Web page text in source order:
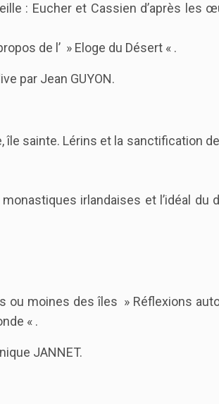
: Eucher et Cassien d’après les
de l’ » Eloge du Désert « .
par Jean GUYON.
île sainte. Lérins et la sanctification
irlandaises et l’idéal du
ou moines des îles » Réflexions
« .
JANNET.